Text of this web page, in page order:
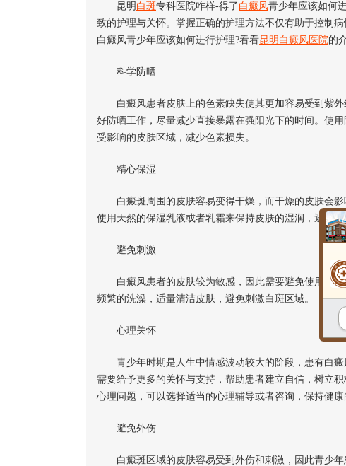
昆明 白斑专科医院咋样-得了 白癜风青少年应该如何
致的护理与关怀。掌握正确的护理方法不仅有助于控制
白癜风青少年应该如何进行护理?看看昆明白癜风医院的
科学防晒
白癜风患者皮肤上的色素缺失使其更加容易受到紫外
好防晒工作，尽量减少直接暴露在强阳光下的时间。使
受影响的皮肤区域，减少色素损失。
精心保湿
白癜斑周围的皮肤容易变得干燥，而干燥的皮肤会影
使用天然的保湿乳液或者乳霜来保持皮肤的湿润，避免皮
避免刺激
白癜风患者的皮肤较为敏感，因此需要避免使用刺激
频繁的洗澡，适量清洁皮肤，避免刺激白斑区域。
心理关怀
青少年时期是人生中情感波动较大的阶段，患有白癜
需要给予更多的关怀与支持，帮助患者建立自信，树立
心理问题，可以选择适当的心理辅导或者咨询，保持健康
避免外伤
白癜斑区域的皮肤容易受到外伤和刺激，因此青少年